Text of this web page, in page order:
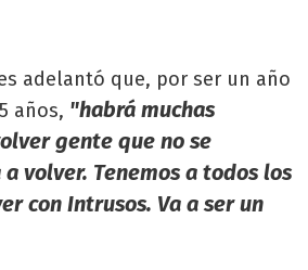
adelantó que, por ser un año
años, "habrá muchas
gente que no se
volver. Tenemos a todos los
con Intrusos. Va a ser un